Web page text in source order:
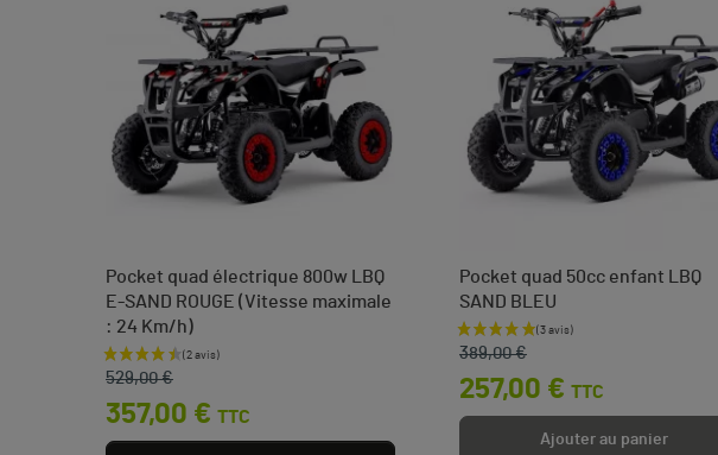
Pocket quad électrique 800w LBQ
E-SAND ROUGE (Vitesse maximale
: 24 Km/h)
Prix de base
529,00 €
Prix
357,00 € TTC
Pocket quad 50cc enfant LBQ
SAND BLEU
Prix de base
389,00 €
Prix
257,00 € TTC
Ajouter au panier